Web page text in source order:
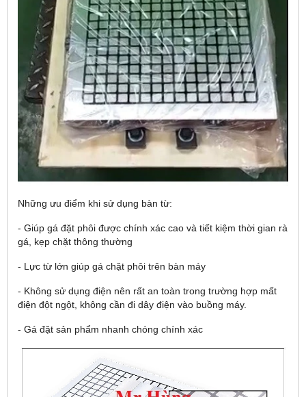
Những ưu điểm khi sử dụng bàn từ:
- Giúp gá đặt phôi được chính xác cao và tiết kiệm thời gian rà
gá, kẹp chặt thông thường
- Lực từ lớn giúp gá chặt phôi trên bàn máy
- Không sử dụng điện nên rất an toàn trong trường hợp mất
điện đột ngột, không cần đi dây điện vào buồng máy.
- Gá đặt sản phẩm nhanh chóng chính xác